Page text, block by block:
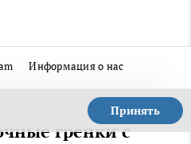
Информация о нас
Принять
гренки с